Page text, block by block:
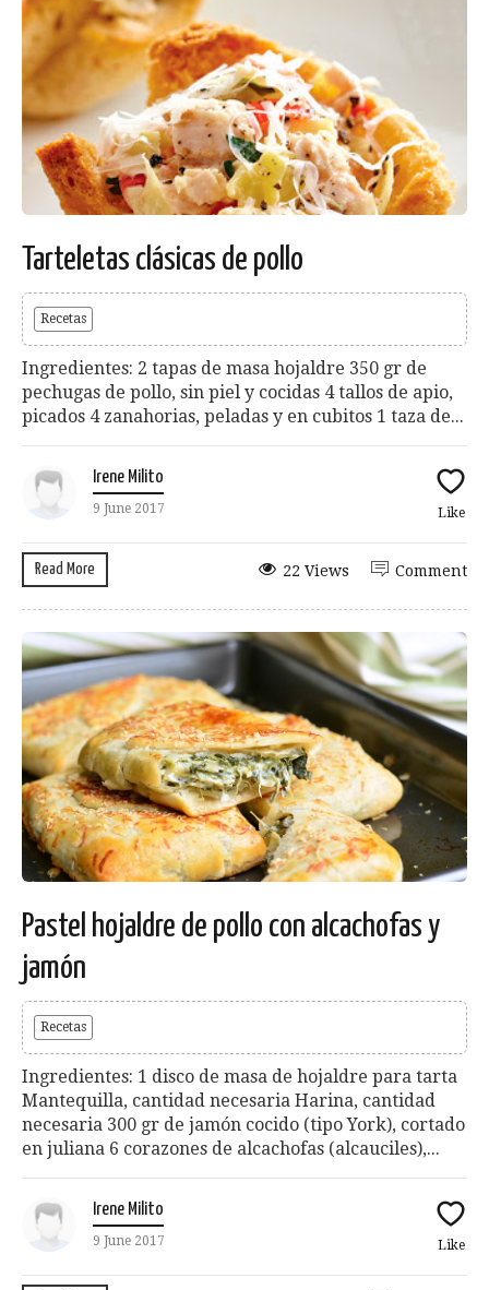
Tarteletas clásicas de pollo
Recetas
Ingredientes: 2 tapas de masa hojaldre 350 gr de
pechugas de pollo, sin piel y cocidas 4 tallos de apio,
picados 4 zanahorias, peladas y en cubitos 1 taza de...
Irene Milito
9 June 2017 Like
Read More Comment
22 Views
Pastel hojaldre de pollo con alcachofas y
jamón
Recetas
Ingredientes: 1 disco de masa de hojaldre para tarta
Mantequilla, cantidad necesaria Harina, cantidad
necesaria 300 gr de jamón cocido (tipo York), cortado
en juliana 6 corazones de alcachofas (alcauciles),...
Irene Milito
9 June 2017 Like